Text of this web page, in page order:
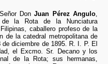
DonJuan Pérez Angulo,
de la Rota de la Nunciatura
caballero profeso de la
de la catedral metropolitana de
diciembre de 1895. R. I. P. El
el Excmo. Sr. Decano y los
de la Rota; sus hermanas,